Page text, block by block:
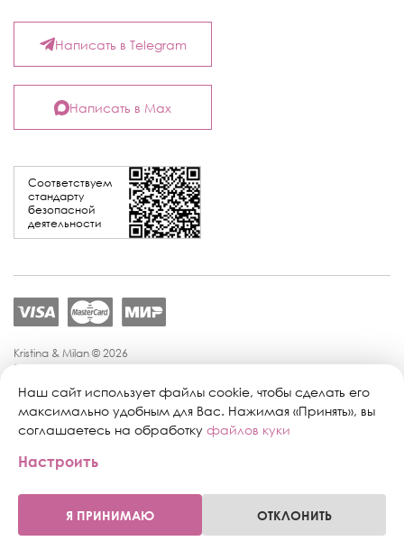
Соответствуем
стандарту
безопасной
деятельности
Написать в Telegram
Написать в Max
Kristina & Milan © 2026
Политика конфиденциальности
Политика обработки персональных данных
Публичная оферта
Персональные настройки файлов cookie
Поддержка сайта:
Наш сайт использует файлы cookie, чтобы сделать его
максимально удобным для Вас. Нажимая «Принять», вы
соглашаетесь на обработку файлов куки
Настроить
Я ПРИНИМАЮ ОТКЛОНИТЬ